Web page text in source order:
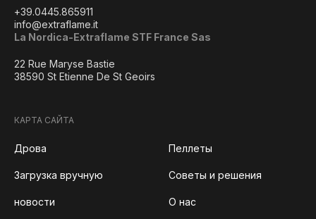
+39.0445.865911
info@extraflame.it
La Nordica-Extraflame STF France Sas
22 Rue Maryse Bastie
38590 St Etienne De St Geoirs
КАРТА САЙТА
Дрова Пеллеты
Загрузка вручную Советы и решения
новости О нас